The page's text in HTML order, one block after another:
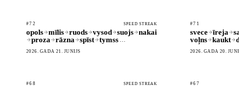
#72 SPEED STREAK
opols mīlis ruods vysod suojs
nakai
proza
rāzna spīst tymss …
2026. GADA 21. JŪNIJS
#71
svece īreja
voļns
kaukt
2026. GADA 20.
#68 SPEED STREAK #67